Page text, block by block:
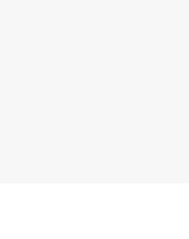
сорт, а не
ниже.